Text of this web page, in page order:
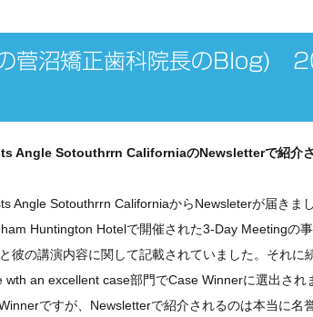
菅沼矯正歯科院長のBlog)
Angle Sotouthrrn CaliforniaのNewsletterで紹介さ
Angle Sotouthrrn CaliforniaからNewsleterが届きまし
Huntington Hotelで開催された3-Day Meetingの
彼の講演内容に関して記載されていました。それに
an excellent case部門でCase Winnerに選出され
ですが、Newsletterで紹介されるのは本当に名